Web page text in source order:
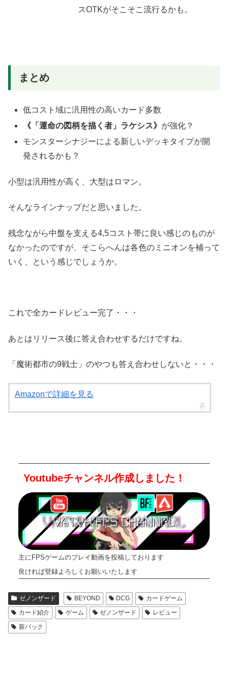
スOTKがそこそこ流行るかも。
まとめ
低コスト域に汎用性の高いカード多数
《「運命の図柄を描く者」ラケシス》 が強化？
モンスターシナジーによる新しいデッキタイプが開
発されるかも？
小型は汎用性が高く、大型はロマン。
そんなラインナップだと思いました。
残念ながら中盤を支える4,5コスト帯に良い感じのものが
なかったのですが、そこらへんは各色のミニオンを補って
いく、という感じでしょうか。
これで全カードレビュー完了・・・
あとはリリース後に答え合わせするだけですね。
「魔術都市の9戦士」のやつも答え合わせしないと・・・
Amazonで詳細を見る
Youtubeチャンネル作成しました！
主にFPSゲームのプレイ動画を投稿しております
良ければ登録よろしくお願いいたします
ゼノンザード BEYOND DCG
カードゲーム
カード紹介
ゲーム ゼノンザード
レビュー
新パック